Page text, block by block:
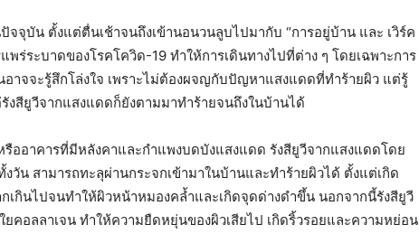
จุบัน ตั้งแต่ตื่นเช้าจนถึงเข้านอนวนลูบไปมากับ “การอยู่บ้าน และ เวิร์ค
ร่ระบาดของโรคโควิด-19 ทำให้การเดินทางไปที่ต่าง ๆ โดยเฉพาะการ
าจจะรู้สึกโล่งใจ เพราะไม่ต้องผจญกับปัญหาแสงแดดที่ทำร้ายผิว แต่รู้
สียูวีจากแสงแดดก็ยังตามมาทำร้ายจนถึงในบ้านได้
รืออาคารที่มีหลังคาและกำแพงบดบังแสงแดด รังสียูวีจากแสงแดดโดย
งวัน สามารถทะลุผ่านกระจกเข้ามาในบ้านและทำร้ายผิวได้ ตั้งแต่เกิด
เกินไปจนทำให้ผิวหน้าหมองคล้ำและเกิดจุดด่างดำขึ้น นอกจากนี้รังสียูวี
ยคอลลาเจน ทำให้ความยืดหยุ่นของผิวเสียไป เกิดริ้วรอยและความหย่อน